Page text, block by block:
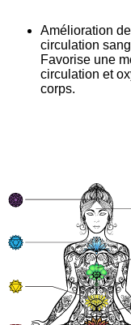
Amélioration
circulation
Favorise une
circulation et
corps.